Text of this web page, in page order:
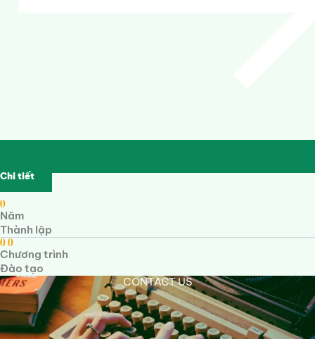
Chi tiết
0
Năm
Thành lập
00
Chương trình
Đào tạo
CONTACT US